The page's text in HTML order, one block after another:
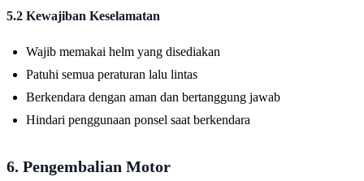
5.2 Kewajiban Keselamatan
Wajib memakai helm yang disediakan
Patuhi semua peraturan lalu lintas
Berkendara dengan aman dan bertanggung jawab
Hindari penggunaan ponsel saat berkendara
6. Pengembalian Motor